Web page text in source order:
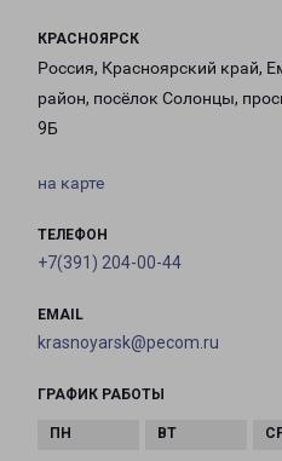
КРАСНОЯРСК
Россия, Красноярский край,
район, посёлок Солонцы,
9Б
на карте
ТЕЛЕФОН
+7(391) 204-00-44
EMAIL
krasnoyarsk@pecom.ru
ГРАФИК РАБОТЫ